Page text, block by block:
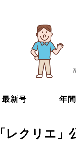
最新号 年
「レクリエ